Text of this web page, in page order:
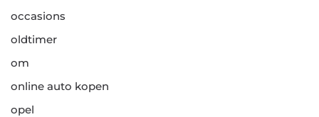
occasions
oldtimer
om
online auto kopen
opel